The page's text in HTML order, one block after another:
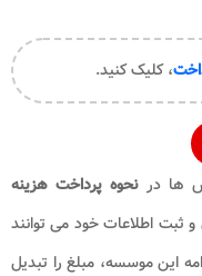
، کلیک کنید.
نحوه پرداخت هزینه
ثبت اطلاعات خود می توانند
این موسسه، مبلغ را تبدیل